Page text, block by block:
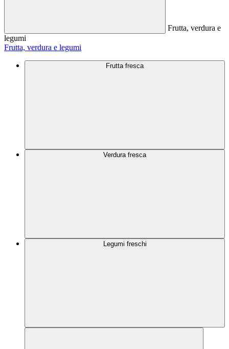
Frutta, verdura e
legumi
Frutta, verdura e legumi
Frutta fresca
Verdura fresca
Legumi freschi